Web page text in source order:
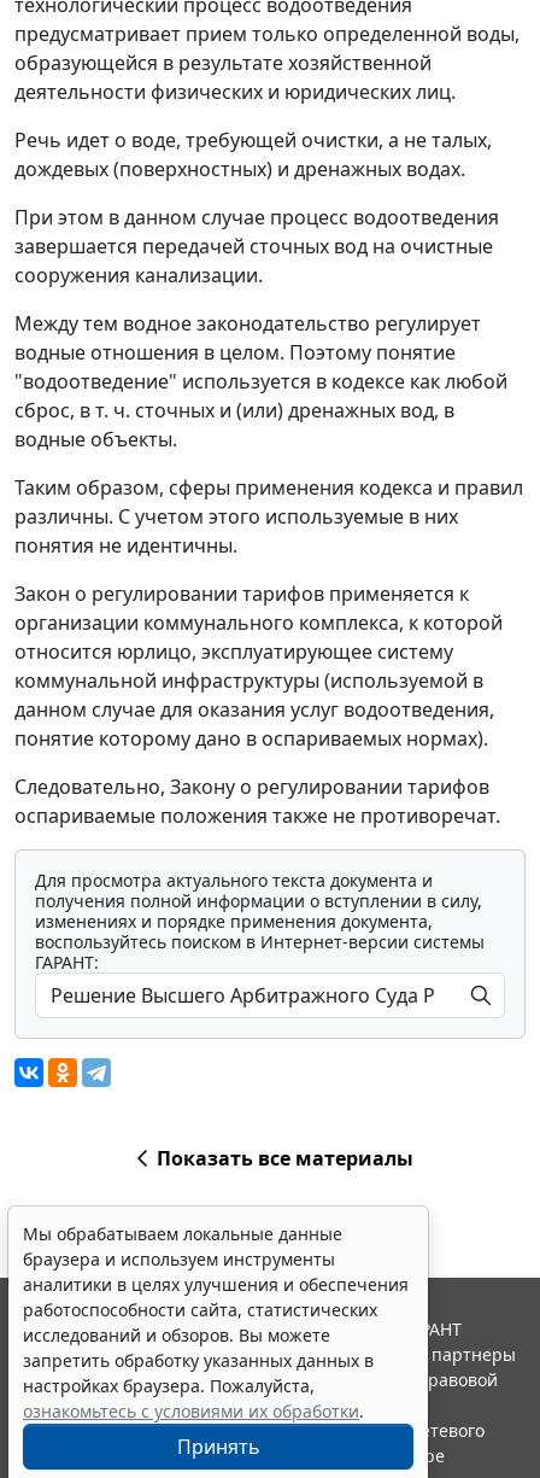
предусматривает прием только определенной воды,
образующейся в результате хозяйственной
деятельности физических и юридических лиц.
Речь идет о воде, требующей очистки, а не талых,
дождевых (поверхностных) и дренажных водах.
При этом в данном случае процесс водоотведения
завершается передачей сточных вод на очистные
сооружения канализации.
Между тем водное законодательство регулирует
водные отношения в целом. Поэтому понятие
"водоотведение" используется в кодексе как любой
сброс, в т. ч. сточных и (или) дренажных вод, в
водные объекты.
Таким образом, сферы применения кодекса и правил
различны. С учетом этого используемые в них
понятия не идентичны.
Закон о регулировании тарифов применяется к
организации коммунального комплекса, к которой
относится юрлицо, эксплуатирующее систему
коммунальной инфраструктуры (используемой в
данном случае для оказания услуг водоотведения,
понятие которому дано в оспариваемых нормах).
Следовательно, Закону о регулировании тарифов
оспариваемые положения также не противоречат.
Для просмотра актуального текста документа и
получения полной информации о вступлении в силу,
изменениях и порядке применения документа,
воспользуйтесь поиском в Интернет-версии системы
ГАРАНТ:
Показать все материалы
Мы обрабатываем локальные данные
браузера и используем инструменты
аналитики в целях улучшения и обеспечения
работоспособности сайта, статистических
исследований и обзоров. Вы можете
запретить обработку указанных данных в
настройках браузера. Пожалуйста,
ознакомьтесь с условиями их обработки.
Принять
© ООО "НПП "ГАРАНТ-СЕРВИС", 2026. Система ГАРАНТ
выпускается с 1990 года. Компания "Гарант" и ее партнеры
являются участниками Российской ассоциации правовой
информации ГАРАНТ.
Портал ГАРАНТ.РУ зарегистрирован в качестве сетевого
издания Федеральной службой по надзору в сфере